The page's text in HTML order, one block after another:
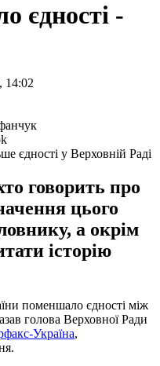
єдності -
14:02
єдності у Верховній Раді
говорить про
цього
а окрім
історію
поменшало єдності між
голова Верховної Ради
Україна,